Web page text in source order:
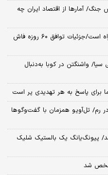
آمارها از اقتصاد ایران چه
العربیه: توافق بازگشایی تنگه هرمز در راه است/جزئیات توافق ۶۰ روزه فاش
سیا/ واشنگتن در کوبا به‌دنبال
برای پاسخ به هر تهدیدی پر است
در رم/ تل‌آویو همزمان با گفت‌وگوها
پیونگ‌یانگ یک بالستیک شلیک
شد